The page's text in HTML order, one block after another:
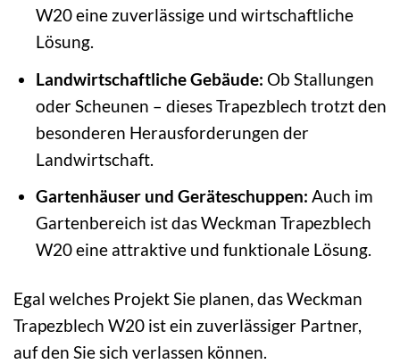
W20 eine zuverlässige und wirtschaftliche
Lösung.
Landwirtschaftliche Gebäude: Ob Stallungen
oder Scheunen – dieses Trapezblech trotzt den
besonderen Herausforderungen der
Landwirtschaft.
Gartenhäuser und Geräteschuppen: Auch im
Gartenbereich ist das Weckman Trapezblech
W20 eine attraktive und funktionale Lösung.
Egal welches Projekt Sie planen, das Weckman
Trapezblech W20 ist ein zuverlässiger Partner,
auf den Sie sich verlassen können.